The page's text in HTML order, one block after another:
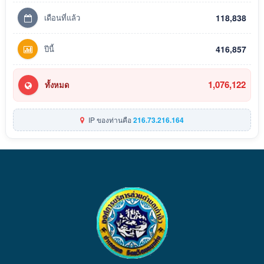
เดือนที่แล้ว 118,838
ปีนี้ 416,857
ทั้งหมด 1,076,122
IP ของท่านคือ216.73.216.164